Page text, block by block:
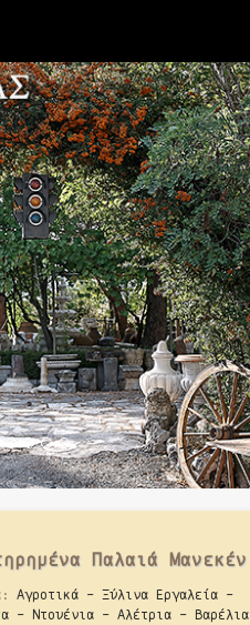
ΠαλαιάΜανεκέν
Αγροτικά - Ξύλινα Εργαλεία -
- Ντουένια - Αλέτρια - Βαρέλια